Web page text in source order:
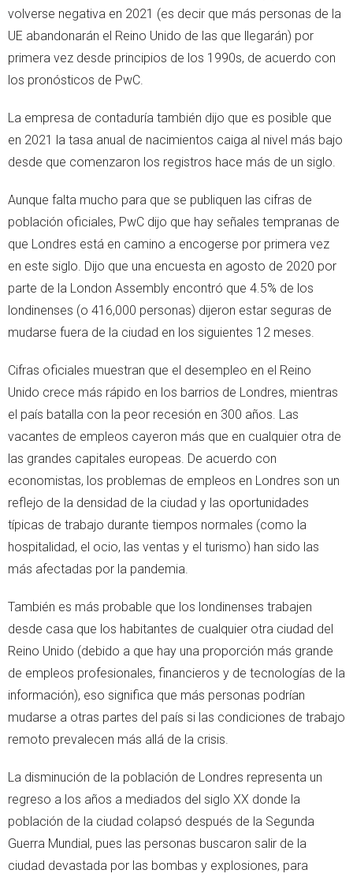
volverse negativa en 2021 (es decir que más personas de la
UE abandonarán el Reino Unido de las que llegarán) por
primera vez desde principios de los 1990s, de acuerdo con
los pronósticos de PwC.
La empresa de contaduría también dijo que es posible que
en 2021 la tasa anual de nacimientos caiga al nivel más bajo
desde que comenzaron los registros hace más de un siglo.
Aunque falta mucho para que se publiquen las cifras de
población oficiales, PwC dijo que hay señales tempranas de
que Londres está en camino a encogerse por primera vez
en este siglo. Dijo que una encuesta en agosto de 2020 por
parte de la London Assembly encontró que 4.5% de los
londinenses (o 416,000 personas) dijeron estar seguras de
mudarse fuera de la ciudad en los siguientes 12 meses.
Cifras oficiales muestran que el desempleo en el Reino
Unido crece más rápido en los barrios de Londres, mientras
el país batalla con la peor recesión en 300 años. Las
vacantes de empleos cayeron más que en cualquier otra de
las grandes capitales europeas. De acuerdo con
economistas, los problemas de empleos en Londres son un
reflejo de la densidad de la ciudad y las oportunidades
típicas de trabajo durante tiempos normales (como la
hospitalidad, el ocio, las ventas y el turismo) han sido las
más afectadas por la pandemia.
También es más probable que los londinenses trabajen
desde casa que los habitantes de cualquier otra ciudad del
Reino Unido (debido a que hay una proporción más grande
de empleos profesionales, financieros y de tecnologías de la
información), eso significa que más personas podrían
mudarse a otras partes del país si las condiciones de trabajo
remoto prevalecen más allá de la crisis.
La disminución de la población de Londres representa un
regreso a los años a mediados del siglo XX donde la
población de la ciudad colapsó después de la Segunda
Guerra Mundial, pues las personas buscaron salir de la
ciudad devastada por las bombas y explosiones, para